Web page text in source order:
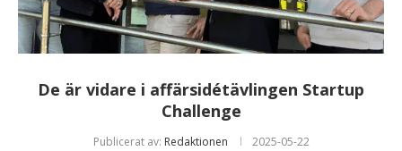
De är vidare i affärsidétävlingen Startup
Challenge
Publicerat av: Redaktionen 2025-05-22